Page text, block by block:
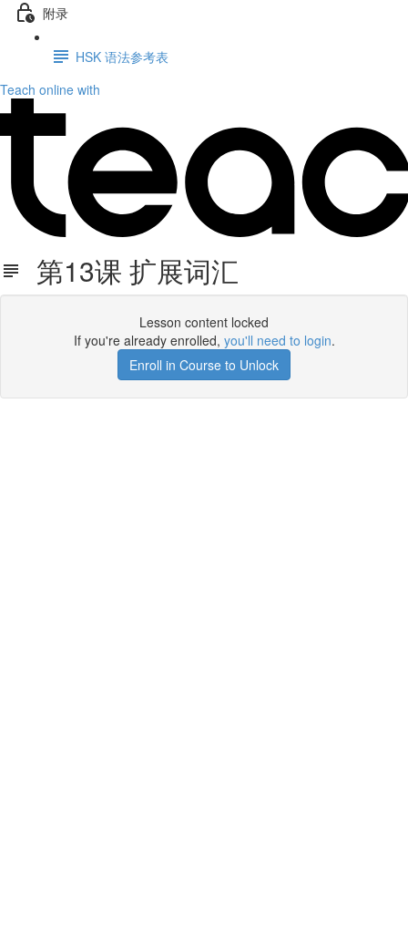
附录
HSK 语法参考表
Teach online with
第13课 扩展词汇
Lesson content locked
If you're already enrolled, you'll need to login.
Enroll in Course to Unlock